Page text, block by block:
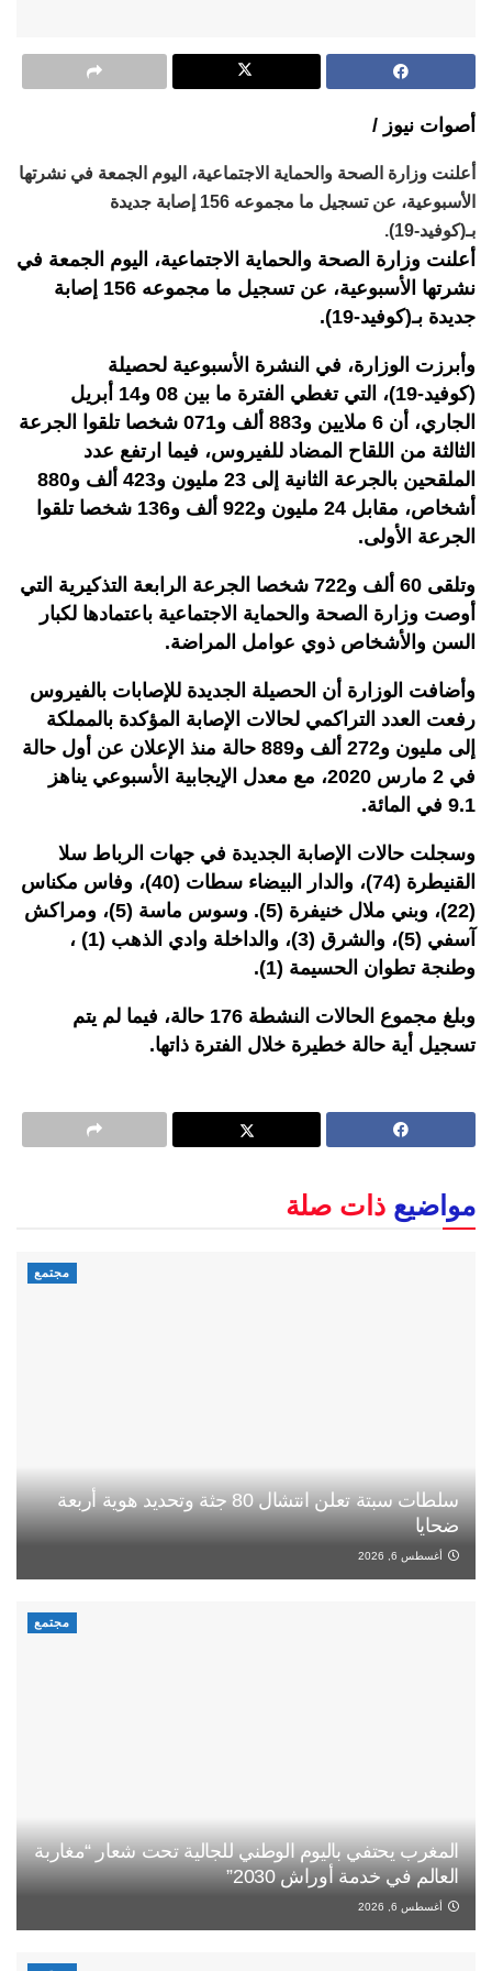
أصوات نيوز /
أعلنت وزارة الصحة والحماية الاجتماعية، اليوم الجمعة في نشرتها
الأسبوعية، عن تسجيل ما مجموعه 156 إصابة جديدة
بـ(كوفيد-19).
أعلنت وزارة الصحة والحماية الاجتماعية، اليوم الجمعة في
نشرتها الأسبوعية، عن تسجيل ما مجموعه 156 إصابة
جديدة بـ(كوفيد-19).
وأبرزت الوزارة، في النشرة الأسبوعية لحصيلة
(كوفيد-19)، التي تغطي الفترة ما بين 08 و14 أبريل
الجاري، أن 6 ملايين و883 ألف و071 شخصا تلقوا الجرعة
الثالثة من اللقاح المضاد للفيروس، فيما ارتفع عدد
الملقحين بالجرعة الثانية إلى 23 مليون و423 ألف و880
أشخاص، مقابل 24 مليون و922 ألف و136 شخصا تلقوا
الجرعة الأولى.
وتلقى 60 ألف و722 شخصا الجرعة الرابعة التذكيرية التي
أوصت وزارة الصحة والحماية الاجتماعية باعتمادها لكبار
السن والأشخاص ذوي عوامل المراضة.
وأضافت الوزارة أن الحصيلة الجديدة للإصابات بالفيروس
رفعت العدد التراكمي لحالات الإصابة المؤكدة بالمملكة
إلى مليون و272 ألف و889 حالة منذ الإعلان عن أول حالة
في 2 مارس 2020، مع معدل الإيجابية الأسبوعي يناهز
9.1 في المائة.
وسجلت حالات الإصابة الجديدة في جهات الرباط سلا
القنيطرة (74)، والدار البيضاء سطات (40)، وفاس مكناس
(22)، وبني ملال خنيفرة (5). وسوس ماسة (5)، ومراكش
آسفي (5)، والشرق (3)، والداخلة وادي الذهب (1) ،
وطنجة تطوان الحسيمة (1).
وبلغ مجموع الحالات النشطة 176 حالة، فيما لم يتم
تسجيل أية حالة خطيرة خلال الفترة ذاتها.
مواضيع ذات صلة
مجتمع
سلطات سبتة تعلن انتشال 80 جثة وتحديد هوية أربعة
ضحايا
أغسطس 6, 2026
مجتمع
المغرب يحتفي باليوم الوطني للجالية تحت شعار “مغاربة
العالم في خدمة أوراش 2030”
أغسطس 6, 2026